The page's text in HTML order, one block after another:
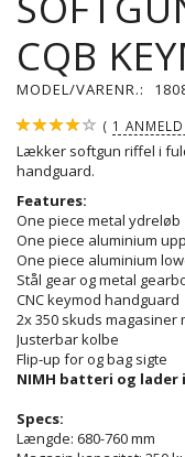
CQB
MODEL/VARENR.:
1
Lækker softgun riffel i
handguard.
Features:
One piece metal ydreløb
One piece aluminium
One piece aluminium
Stål gear og metal
CNC keymod handguard
2x 350 skuds magasiner
Justerbar kolbe
Flip-up for og bag sigte
NIMH batteri og
Specs:
Længde: 680-760 mm